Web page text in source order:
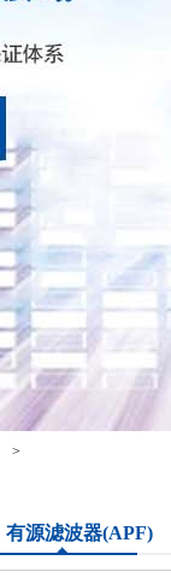
>
有源滤波器(APF)